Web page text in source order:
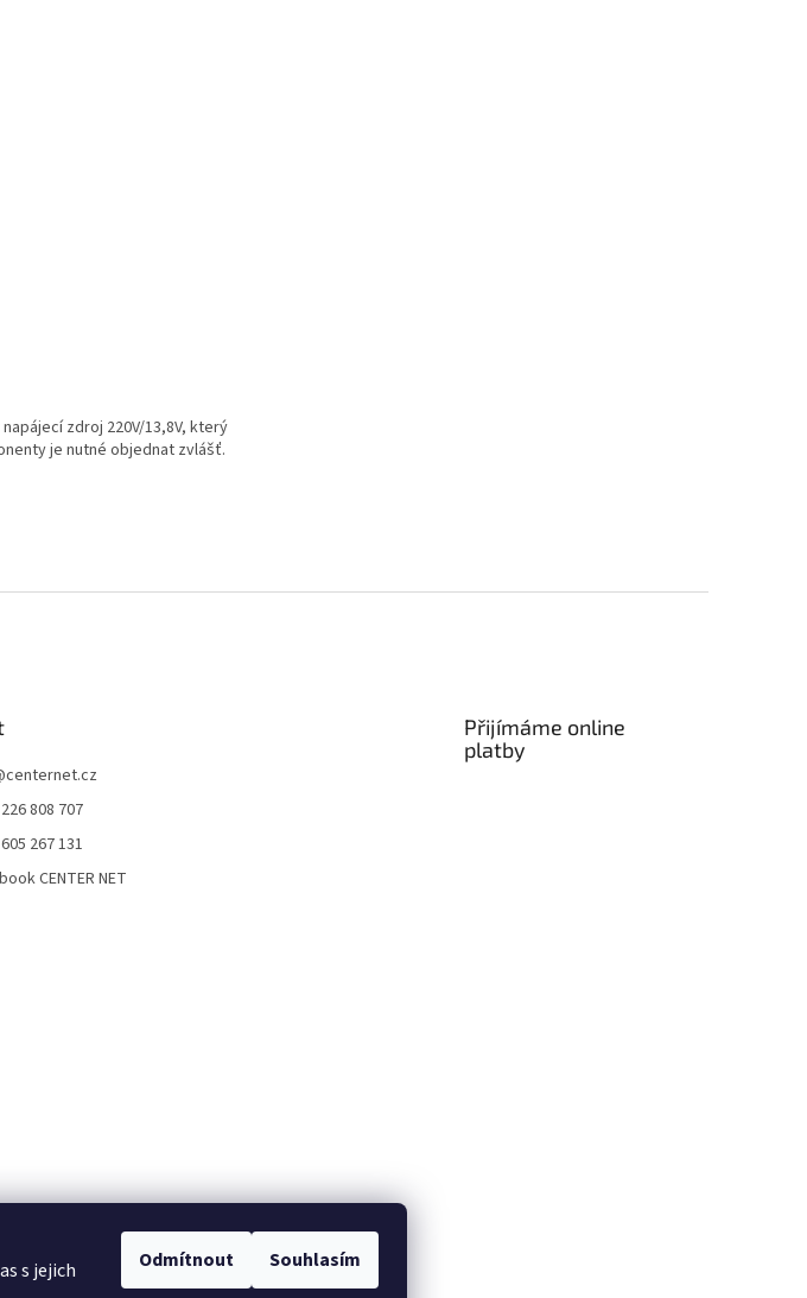
s jejich
Odmítnout Souhlasím
zdroj 220V/13,8V, který
je nutné objednat zvlášť.
centernet.cz
808 707
267 131
CENTER NET
Přijímáme online
platby
Citytourguide.at Peltor.com